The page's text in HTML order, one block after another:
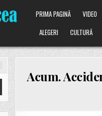
PRIMA PAGINĂ VIDEO
ALEGERI
CULTURĂ
Acum.